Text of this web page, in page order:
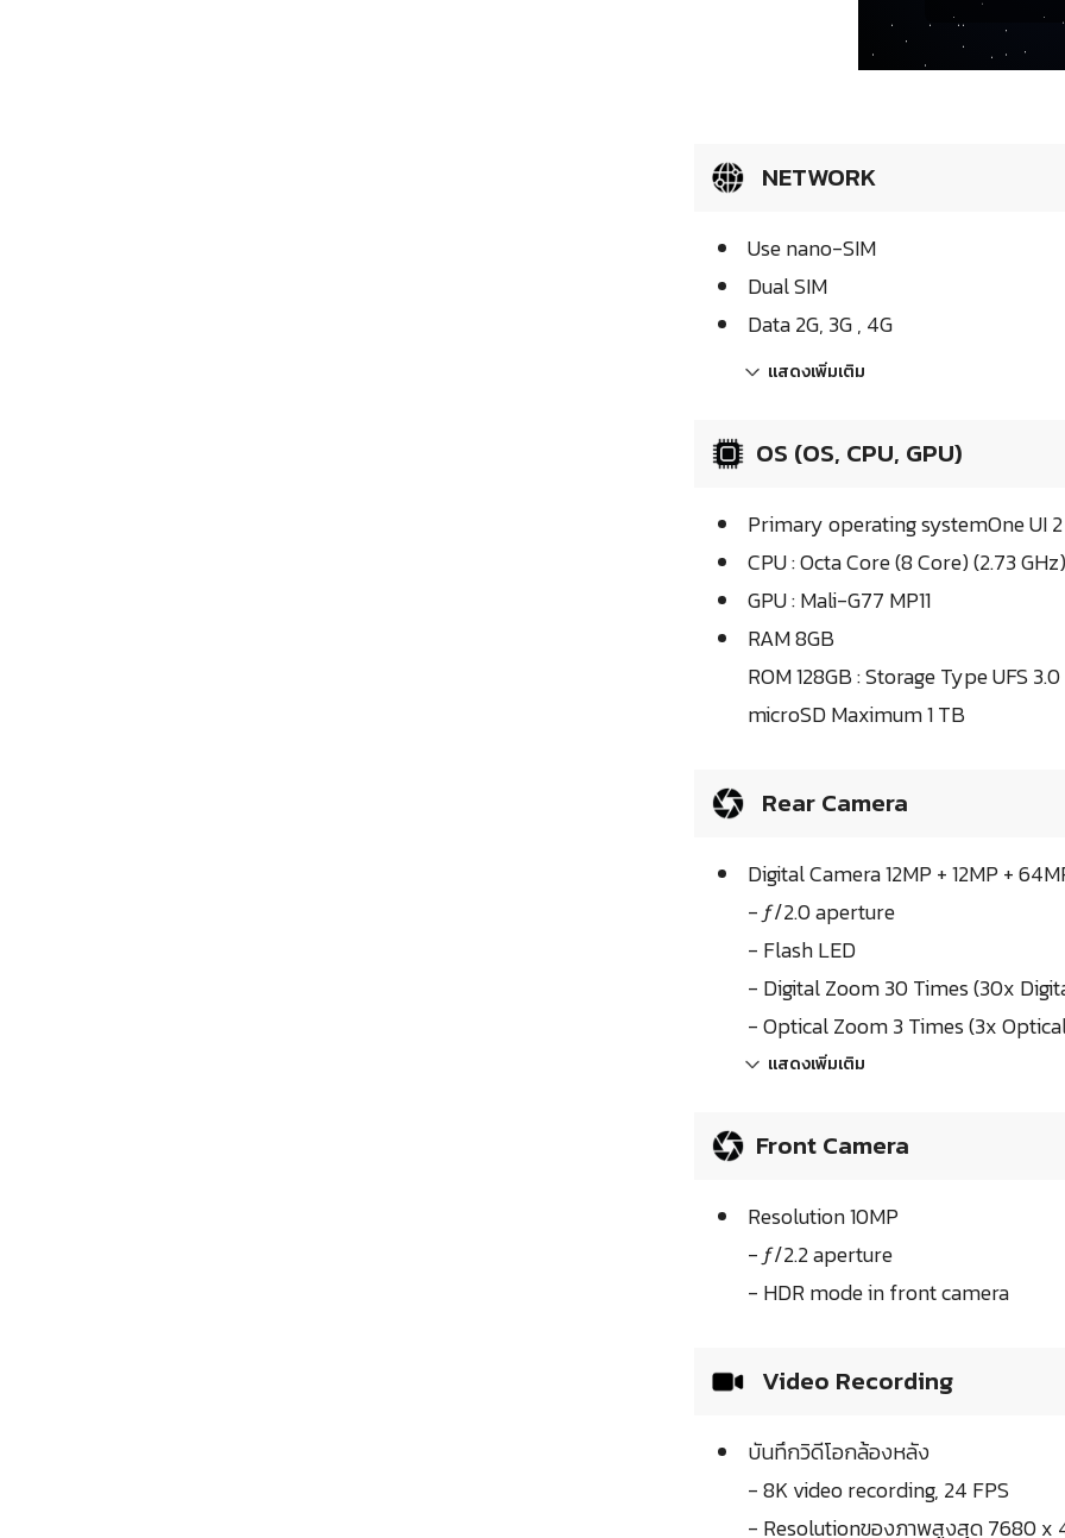
NETWORK
Use nano-SIM
Dual SIM
Data 2G, 3G , 4G
แสดงเพิ่มเติม
OS (OS, CPU, GPU)
Primary operating systemOne UI
CPU : Octa Core (8 Core) (2.73 GHz)
GPU : Mali-G77 MP11
RAM 8GB
ROM 128GB : Storage Type UFS 3.0
microSD Maximum 1 TB
Rear Camera
Digital Camera 12MP + 12MP +
- ƒ/2.0 aperture
- Flash LED
- Digital Zoom 30 Times (30x
- Optical Zoom 3 Times (3x
แสดงเพิ่มเติม
Front Camera
Resolution 10MP
- ƒ/2.2 aperture
- HDR mode in front camera
Video Recording
บันทึกวิดีโอกล้องหลัง
- 8K video recording, 24 FPS
- Resolutionของภาพสูงสุด 7680 x